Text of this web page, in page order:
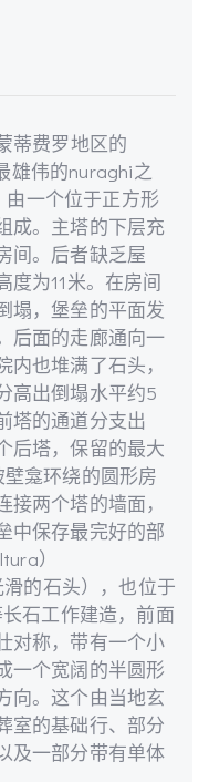
蒂费罗地区的
雄伟的nuraghi之
一个位于正方形
成。主塔的下层充
间。后者缺乏屋
度为11米。在房间
塌，堡垒的平面发
后面的走廊通向一
也堆满了石头，
高出倒塌水平约5
塔的通道分支出
后塔，保留的最大
龛环绕的圆形房
两个塔的墙面，
中保存最完好的部
）
的石头），也位于
石工作建造，前面
对称，带有一个小
一个宽阔的半圆形
向。这个由当地玄
室的基础行、部分
及一部分带有单体